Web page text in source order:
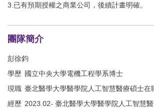
3.已有預期授權之商業公司，後續計畫明確。
團隊簡介
彭徐鈞
學歷 國立中央大學電機工程學系博士
現職 臺北醫學大學醫學院人工智慧醫療碩士在
經歷 2023.02- 臺北醫學大學醫學院人工智慧